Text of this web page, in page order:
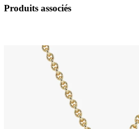
Produits associés